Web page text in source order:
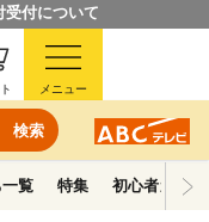
受付について
検索
メニュー
一覧 特集 初心者ガイド